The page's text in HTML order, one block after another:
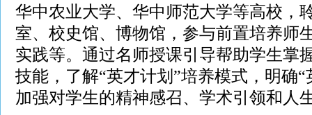
华中农业大学、华中师范大学等高校，
室、校史馆、博物馆，参与前置培养师
实践等。通过名师授课引导帮助学生掌
技能，了解“英才计划”培养模式，明确
加强对学生的精神感召、学术引领和人